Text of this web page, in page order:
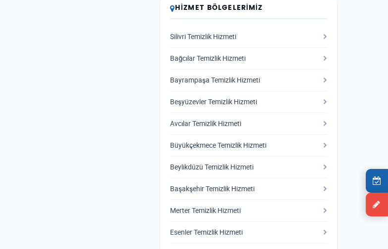
HIZMET BÖLGELERIMIZ
Silivri Temizlik Hizmeti
Bağcılar Temizlik Hizmeti
Bayrampaşa Temizlik Hizmeti
Beşyüzevler Temizlik Hizmeti
Avcılar Temizlik Hizmeti
Büyükçekmece Temizlik Hizmeti
Beylikdüzü Temizlik Hizmeti
Başakşehir Temizlik Hizmeti
Merter Temizlik Hizmeti
Esenler Temizlik Hizmeti